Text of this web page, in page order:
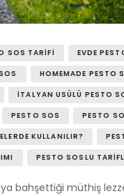
SOS TARIFI EVDE
HOMEMADE PESTO
İTALYAN USÜLÜ PESTO
PESTO SOS PESTO
KULLANILIR?
PESTO SOSLU
bahşettiği müthiş